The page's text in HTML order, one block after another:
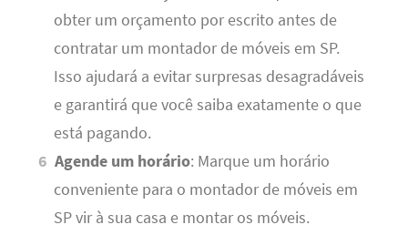
obter um orçamento por escrito antes de
contratar um montador de móveis em SP.
Isso ajudará a evitar surpresas desagradáveis
​​e garantirá que você saiba exatamente o que
está pagando.
Agende um horário: Marque um horário
conveniente para o montador de móveis em
SP vir à sua casa e montar os móveis.